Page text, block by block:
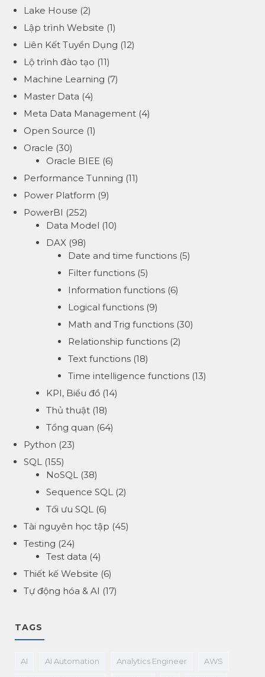
Lake House (2)
Lập trình Website (1)
Liên Kết Tuyển Dụng (12)
Lộ trình đào tạo (11)
Machine Learning (7)
Master Data (4)
Meta Data Management (4)
Open Source (1)
Oracle (30)
Oracle BIEE(6)
Performance Tunning (11)
Power Platform (9)
PowerBI (252)
Data Model (10)
DAX(98)
Date and time functions (5)
Filter functions (5)
Information functions (6)
Logical functions (9)
Math and Trig functions (30)
Relationship functions (2)
Text functions (18)
Time intelligence functions (13)
KPI, Biểu đồ(14)
Thủ thuật(18)
Tổng quan (64)
Python (23)
SQL (155)
NoSQL(38)
Sequence SQL(2)
Tối ưu SQL(6)
Tài nguyên học tập (45)
Testing (24)
Test data (4)
Thiết kế Website (6)
Tự động hóa & AI (17)
TAGS
AI AI Automation Analytics Engineer AWS